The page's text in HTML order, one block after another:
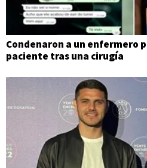
Condenaron a un enfermero
paciente tras una cirugía